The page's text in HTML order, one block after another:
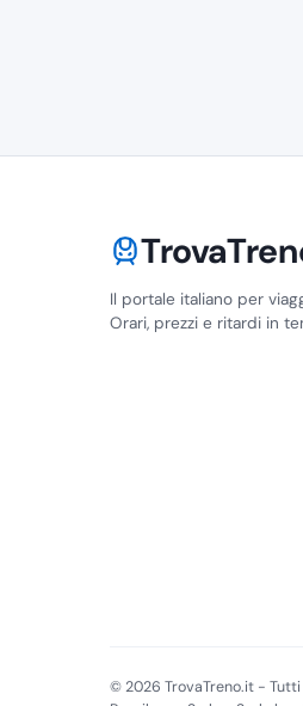
Il portale italiano per
Orari, prezzi e ritardi in
© 2026 TrovaTreno.it -